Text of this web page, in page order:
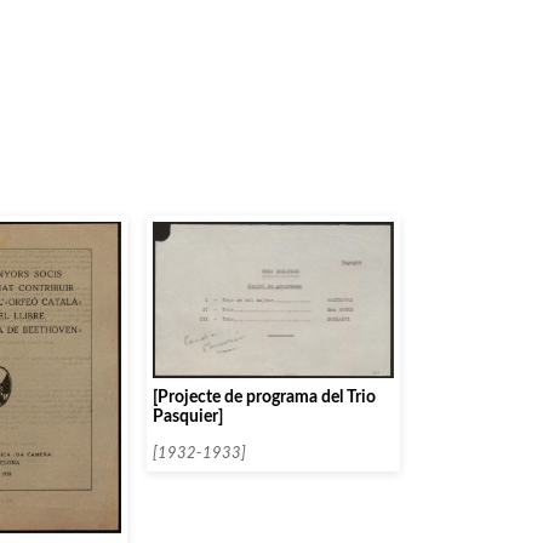
[Projecte de programa del Trio
Pasquier]
[1932-1933]